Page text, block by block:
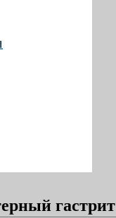
гастрит